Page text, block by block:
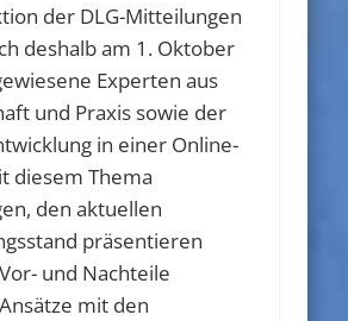
der DLG-Mitteilungen
deshalb am 1. Oktober
Experten aus
und Praxis sowie der
in einer Online-
diesem Thema
den aktuellen
präsentieren
und Nachteile
mit den